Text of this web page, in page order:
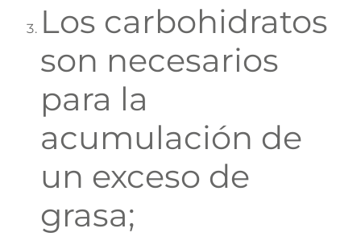
Los carbohidratos
son necesarios
para la
acumulación de
un exceso de
grasa;